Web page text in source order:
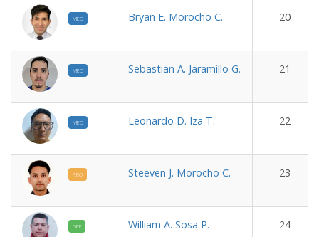
MED Bryan E. Morocho C. 20
MED Sebastian A. Jaramillo G. 21
MED Leonardo D. Iza T. 22
ARQ Steeven J. Morocho C. 23
DEF William A. Sosa P. 24